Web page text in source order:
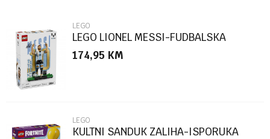
Poruka
LEGO
LEGO LIONEL MESSI-FUDBALSKA
LEGENDA
174,95 KM
LEGO
KULTNI SANDUK ZALIHA-ISPORUKA